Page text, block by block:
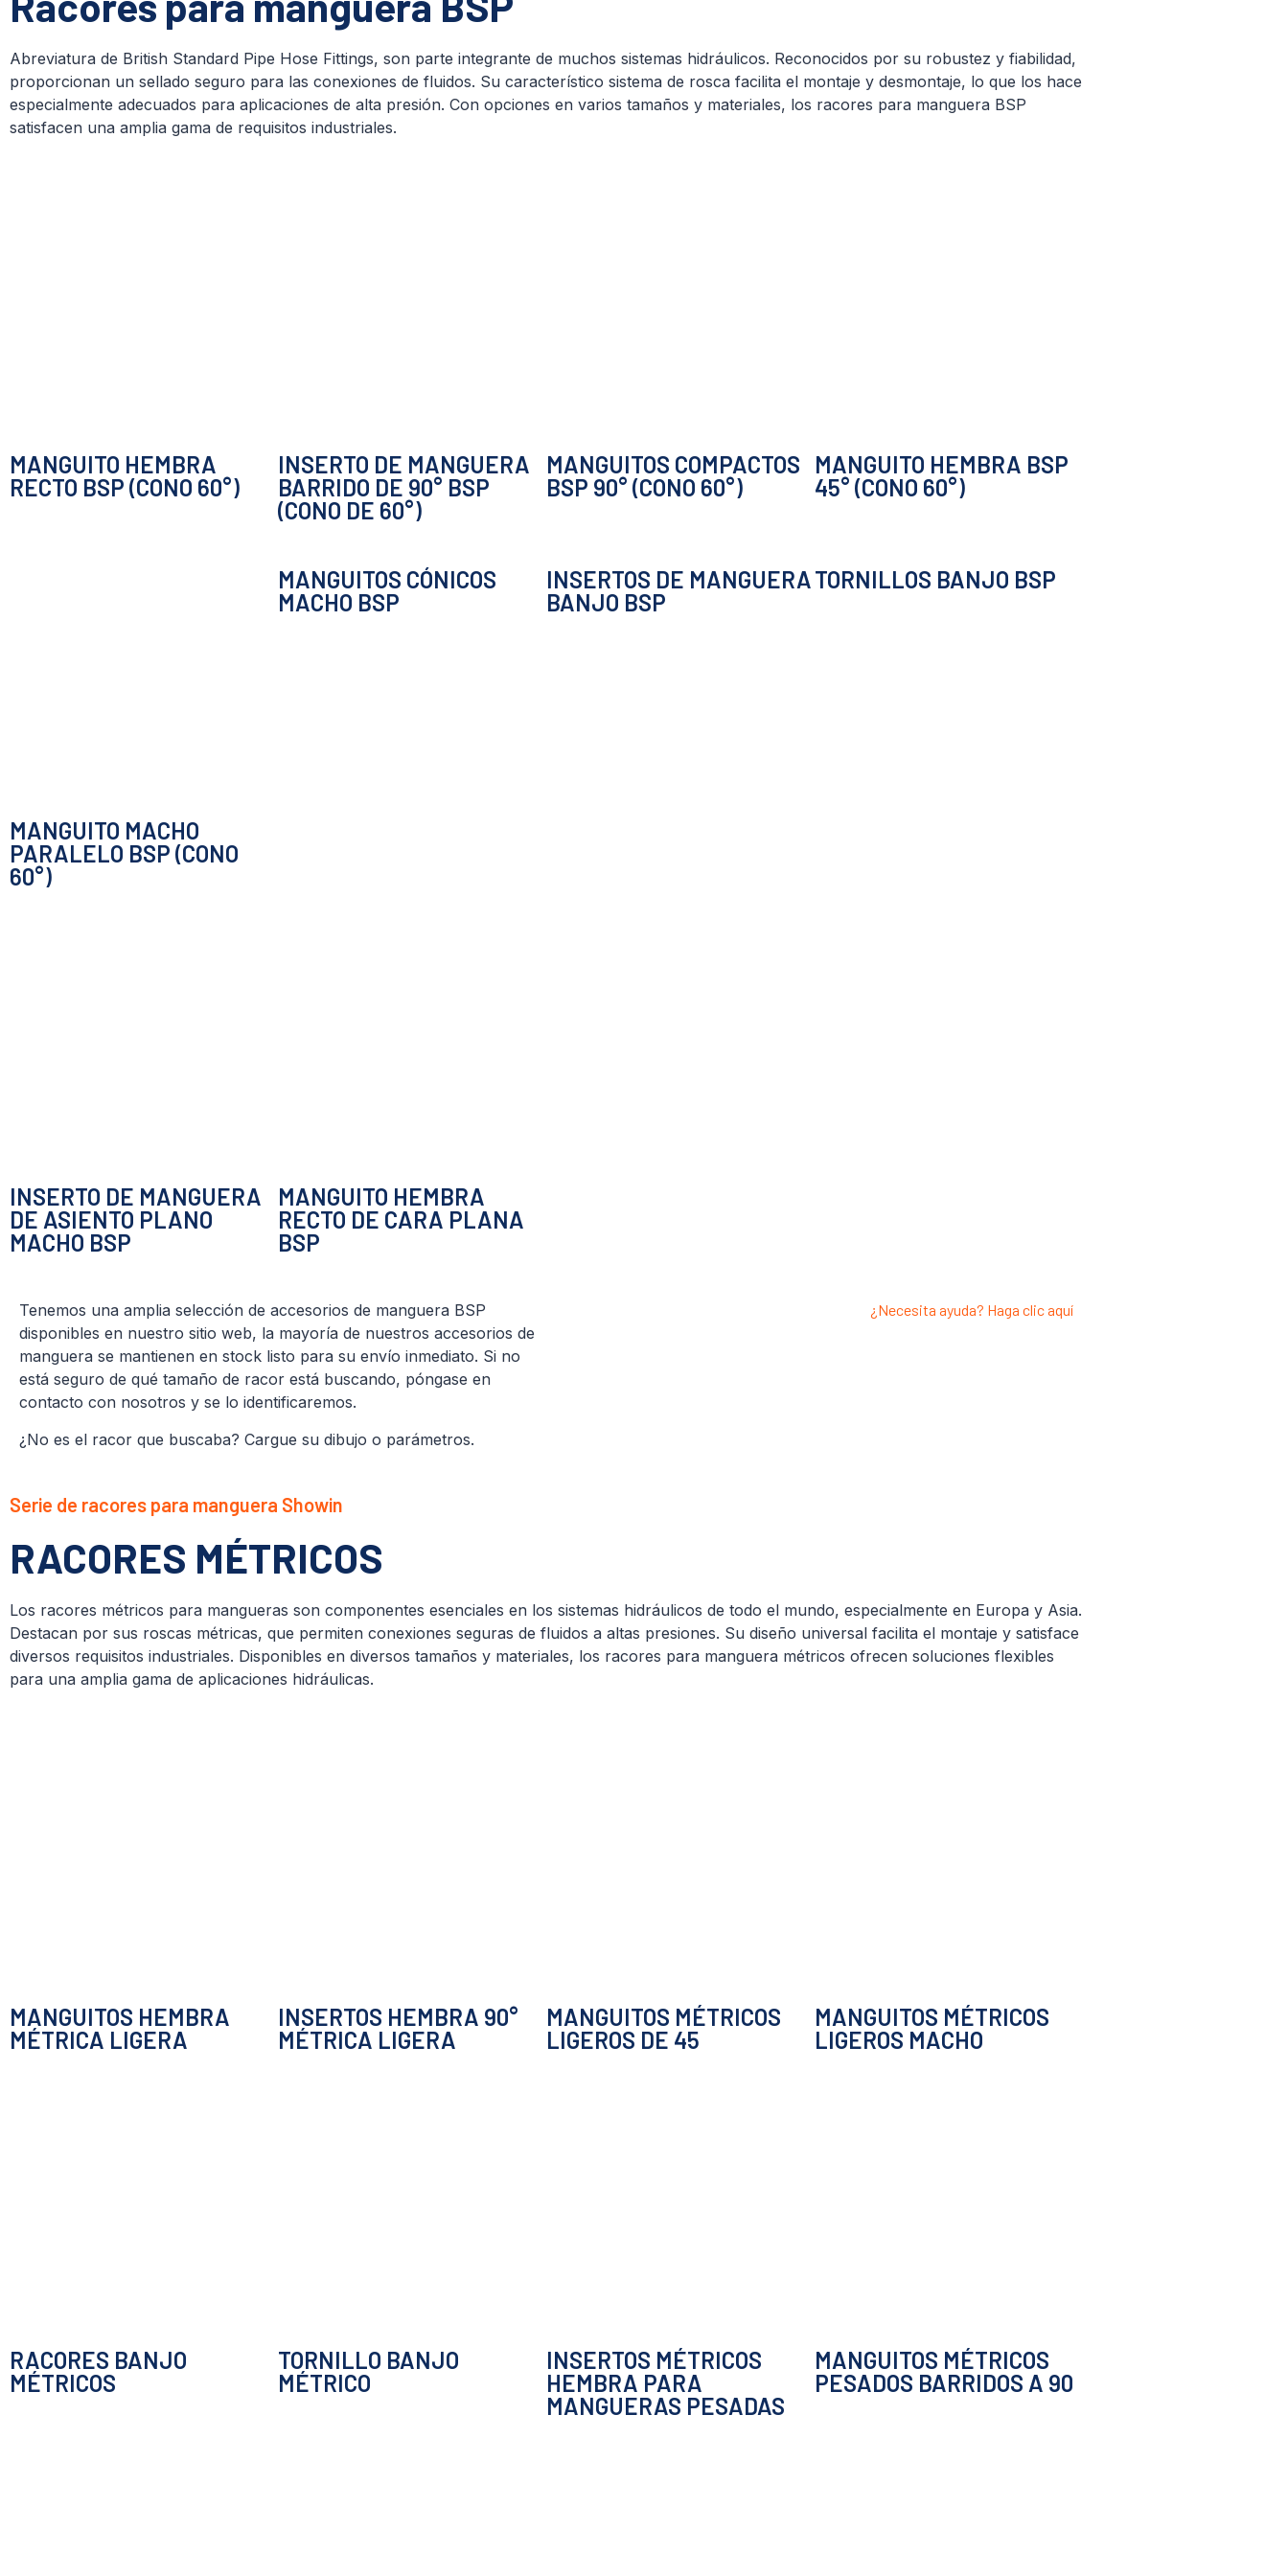
Abreviatura de British Standard Pipe Hose Fittings, son parte integrante de muchos sistemas hidráulicos. Reconocidos por su robustez y fiabilidad,
proporcionan un sellado seguro para las conexiones de fluidos. Su característico sistema de rosca facilita el montaje y desmontaje, lo que los hace
especialmente adecuados para aplicaciones de alta presión. Con opciones en varios tamaños y materiales, los racores para manguera BSP
satisfacen una amplia gama de requisitos industriales.
MANGUITO HEMBRA
RECTO BSP (CONO 60°)
INSERTO DE MANGUERA
BARRIDO DE 90° BSP
(CONO DE 60°)
MANGUITOS COMPACTOS
BSP 90° (CONO 60°)
MANGUITO HEMBRA BSP
45° (CONO 60°)
MANGUITO MACHO
PARALELO BSP (CONO
60°)
MANGUITOS CÓNICOS
MACHO BSP
INSERTOS DE MANGUERA
BANJO BSP
TORNILLOS BANJO BSP
INSERTO DE MANGUERA
DE ASIENTO PLANO
MACHO BSP
MANGUITO HEMBRA
RECTO DE CARA PLANA
BSP
Tenemos una amplia selección de accesorios de manguera BSP
disponibles en nuestro sitio web, la mayoría de nuestros accesorios de
manguera se mantienen en stock listo para su envío inmediato. Si no
está seguro de qué tamaño de racor está buscando, póngase en
contacto con nosotros y se lo identificaremos.
¿No es el racor que buscaba? Cargue su dibujo o parámetros.
¿Necesita ayuda? Haga clic aquí
Serie de racores para manguera Showin
RACORES MÉTRICOS
Los racores métricos para mangueras son componentes esenciales en los sistemas hidráulicos de todo el mundo, especialmente en Europa y Asia.
Destacan por sus roscas métricas, que permiten conexiones seguras de fluidos a altas presiones. Su diseño universal facilita el montaje y satisface
diversos requisitos industriales. Disponibles en diversos tamaños y materiales, los racores para manguera métricos ofrecen soluciones flexibles
para una amplia gama de aplicaciones hidráulicas.
MANGUITOS HEMBRA
MÉTRICA LIGERA
INSERTOS HEMBRA 90°
MÉTRICA LIGERA
MANGUITOS MÉTRICOS
LIGEROS DE 45
MANGUITOS MÉTRICOS
LIGEROS MACHO
RACORES BANJO
MÉTRICOS
TORNILLO BANJO
MÉTRICO
INSERTOS MÉTRICOS
HEMBRA PARA
MANGUERAS PESADAS
MANGUITOS MÉTRICOS
PESADOS BARRIDOS A 90